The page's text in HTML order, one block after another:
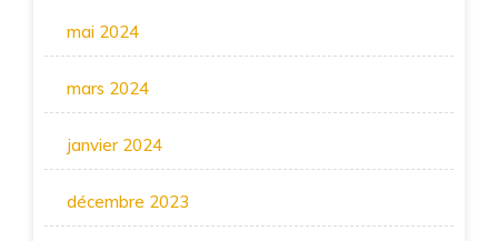
mai 2024
mars 2024
janvier 2024
décembre 2023